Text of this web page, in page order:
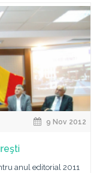
9 Nov 2012
anul editorial 2011